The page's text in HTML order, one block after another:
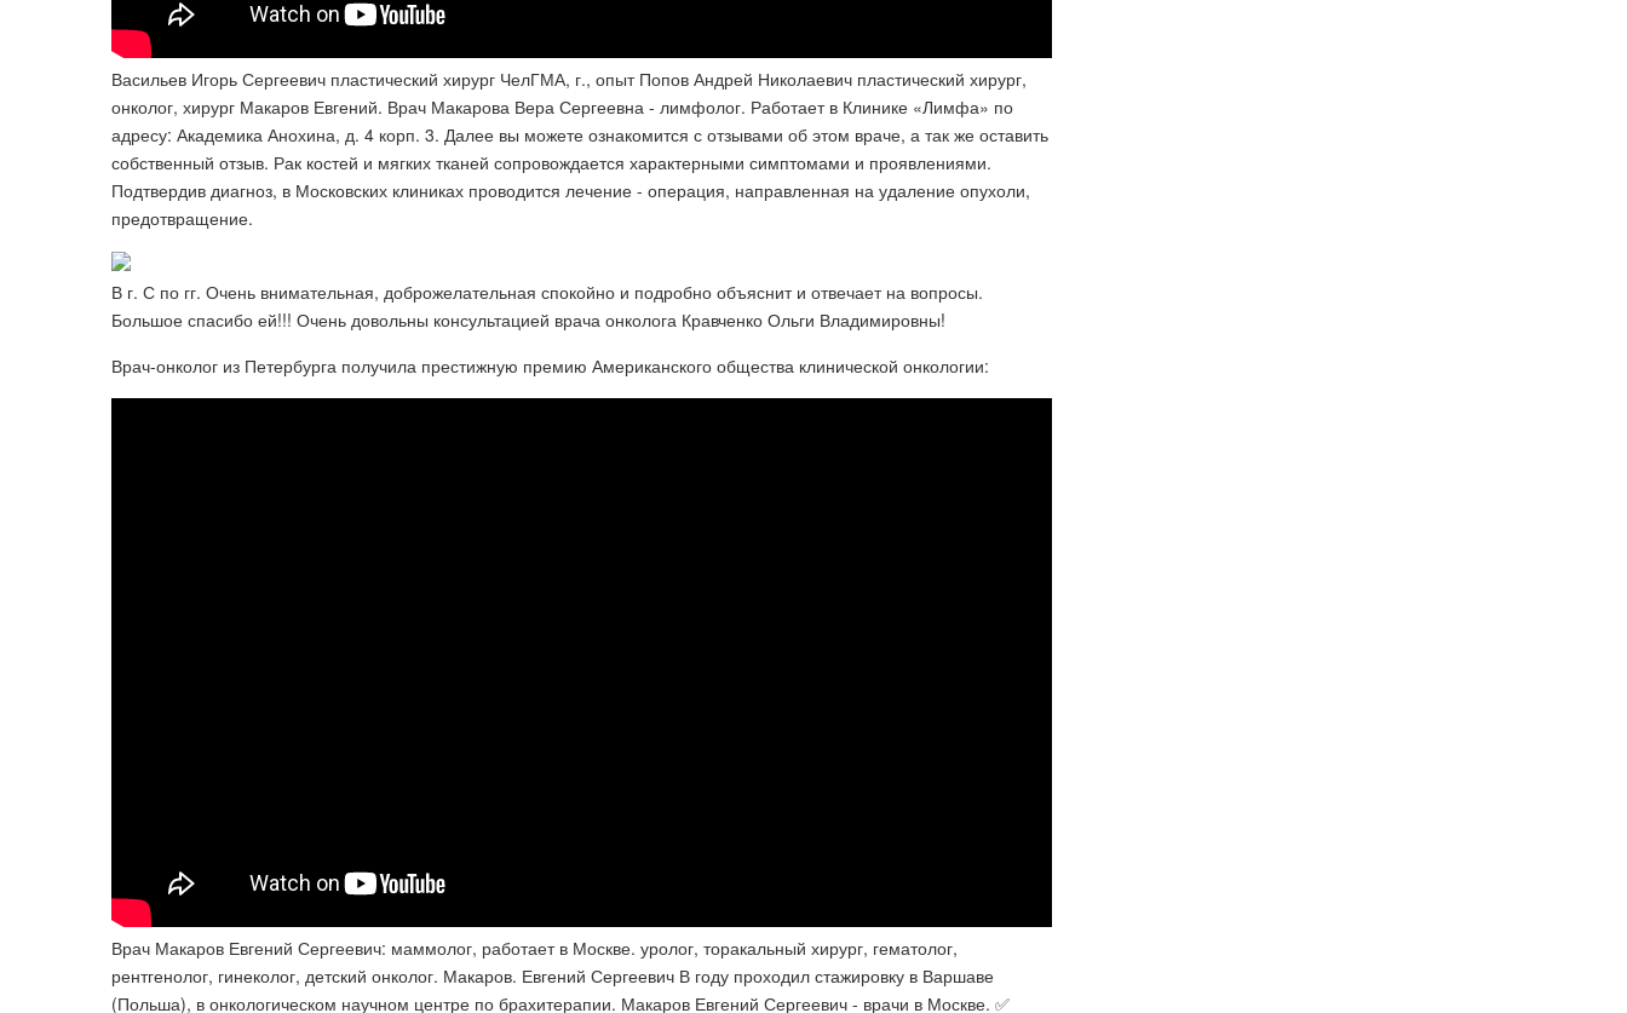
Васильев Игорь Сергеевич пластический хирург ЧелГМА, г., опыт Попов Андрей Николаевич пластический хирург,
онколог, хирург Макаров Евгений. Врач Макарова Вера Сергеевна - лимфолог. Работает в Клинике «Лимфа» по
адресу: Академика Анохина, д. 4 корп. 3. Далее вы можете ознакомится с отзывами об этом враче, а так же оставить
собственный отзыв. Рак костей и мягких тканей сопровождается характерными симптомами и проявлениями.
Подтвердив диагноз, в Московских клиниках проводится лечение - операция, направленная на удаление опухоли,
предотвращение.
В г. С по гг. Очень внимательная, доброжелательная спокойно и подробно объяснит и отвечает на вопросы.
Большое спасибо ей!!! Очень довольны консультацией врача онколога Кравченко Ольги Владимировны!
Врач-онколог из Петербурга получила престижную премию Американского общества клинической онкологии:
Врач Макаров Евгений Сергеевич: маммолог, работает в Москве. уролог, торакальный хирург, гематолог,
рентгенолог, гинеколог, детский онколог. Макаров. Евгений Сергеевич В году проходил стажировку в Варшаве
(Польша), в онкологическом научном центре по брахитерапии. Макаров Евгений Сергеевич - врачи в Москве. ✅